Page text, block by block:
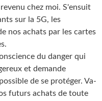
chez moi. S'ensuit
sur la 5G, les
nos achats par les cartes
du danger qui
et demande
de se protéger. Va-
futurs achats de toute